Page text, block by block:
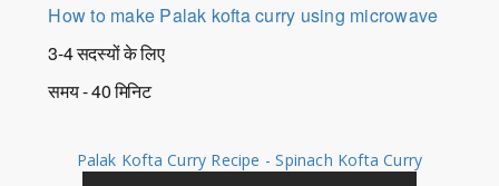
How to make Palak kofta curry using microwave
3-4 सदस्यों के लिए
समय - 40 मिनिट
Palak Kofta Curry Recipe - Spinach Kofta Curry